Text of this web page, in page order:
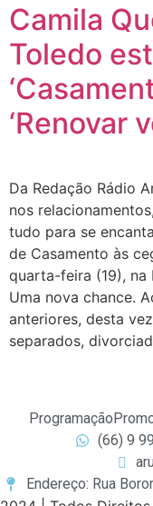
Camila
Toledo
‘Renovar
Da Redação Rádio
nos
tudo para se
de Casamento às
quarta-feira (19), na
Uma nova chance.
anteriores, desta
separados,
Programação
(66) 9
Endereço: Rua